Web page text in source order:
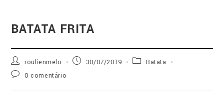
BATATA FRITA
roulienmelo 30/07/2019
Batata
0 comentário